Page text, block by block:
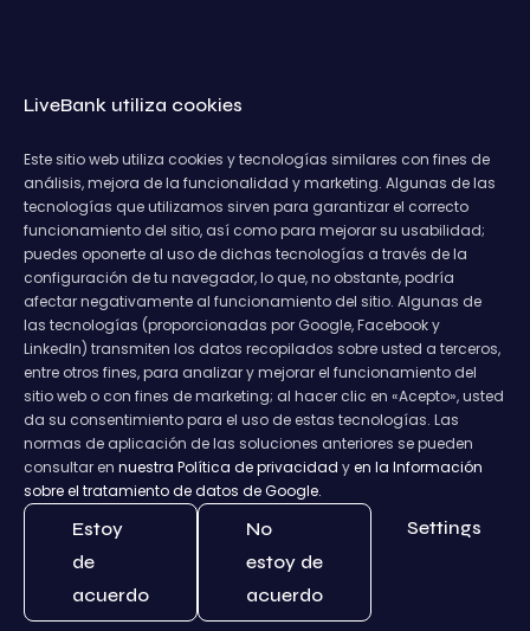
LiveBank utiliza cookies
Este sitio web utiliza cookies y tecnologías similares con fines de
análisis, mejora de la funcionalidad y marketing. Algunas de las
tecnologías que utilizamos sirven para garantizar el correcto
funcionamiento del sitio, así como para mejorar su usabilidad;
puedes oponerte al uso de dichas tecnologías a través de la
configuración de tu navegador, lo que, no obstante, podría
afectar negativamente al funcionamiento del sitio. Algunas de
las tecnologías (proporcionadas por Google, Facebook y
LinkedIn) transmiten los datos recopilados sobre usted a terceros,
entre otros fines, para analizar y mejorar el funcionamiento del
sitio web o con fines de marketing; al hacer clic en «Acepto», usted
da su consentimiento para el uso de estas tecnologías. Las
normas de aplicación de las soluciones anteriores se pueden
consultar en nuestra Política de privacidad yen la Información
sobre el tratamiento de datos de Google.
Estoy
de
acuerdo
No
estoy de
acuerdo
Settings